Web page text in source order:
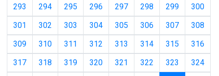
293
294 295 296 297 298 299
300
301
302 303 304 305 306 307
308
309
310 311 312 313 314 315
316
317
318 319 320 321 322 323
324